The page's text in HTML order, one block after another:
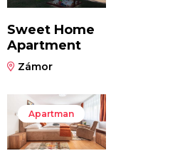
Sweet Home
Apartment
Zámor
Apartman